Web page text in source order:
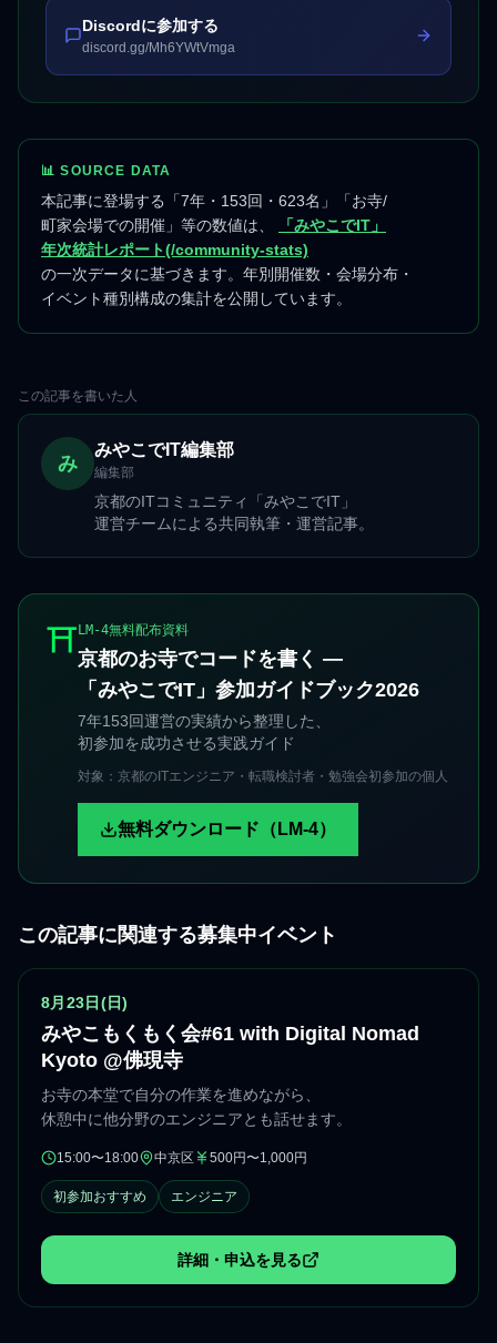
Discordに参加する
discord.gg/Mh6YWtVmga
📊 SOURCE DATA
本記事に登場する「7年・153回・623名」「お寺/
町家会場での開催」等の数値は、
「みやこでIT」
年次統計レポート(/community-stats)
の一次データに基づきます。年別開催数・会場分布・
イベント種別構成の集計を公開しています。
この記事を書いた人
み
みやこでIT編集部
編集部
京都のITコミュニティ「みやこでIT」
運営チームによる共同執筆・運営記事。
⛩️LM-4無料配布資料
京都のお寺でコードを書く —
「みやこでIT」参加ガイドブック2026
7年153回運営の実績から整理した、
初参加を成功させる実践ガイド
対象：京都のITエンジニア・転職検討者・勉強会初参加の個人
無料ダウンロード（LM-4）
この記事に関連する募集中イベント
申込状況をconnpassで確認
8月23日(日)
みやこもくもく会#61 with Digital Nomad
Kyoto @佛現寺
お寺の本堂で自分の作業を進めながら、
休憩中に他分野のエンジニアとも話せます。
開催時間
15:00〜18:00開催エリア
中京区参加費
500円〜1,000円
初参加おすすめ エンジニア
詳細・申込を見る
（新しいタブで開きます）